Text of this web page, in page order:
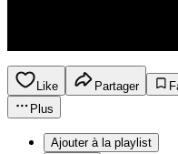
Like Partager
Plus
Ajouter à la playlist